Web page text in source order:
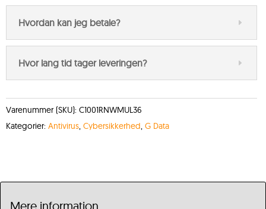
Hvordan kan jeg betale?
Hvor lang tid tager leveringen?
Varenummer (SKU): C1001RNWMUL36
Kategorier: Antivirus, Cybersikkerhed, G Data
Mere information